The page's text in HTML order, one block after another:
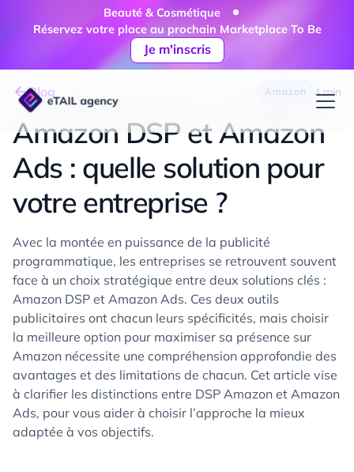
Beauté & Cosmétique
Réservez votre place au prochain Marketplace To Be
Je m'inscris
Blog Amazon 4 min
Amazon DSP et Amazon
Ads : quelle solution pour
votre entreprise ?
Avec la montée en puissance de la publicité
programmatique, les entreprises se retrouvent souvent
face à un choix stratégique entre deux solutions clés :
Amazon DSP et Amazon Ads. Ces deux outils
publicitaires ont chacun leurs spécificités, mais choisir
la meilleure option pour maximiser sa présence sur
Amazon nécessite une compréhension approfondie des
avantages et des limitations de chacun. Cet article vise
à clarifier les distinctions entre DSP Amazon et Amazon
Ads, pour vous aider à choisir l’approche la mieux
adaptée à vos objectifs.